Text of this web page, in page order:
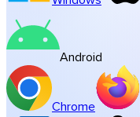
Android
Chrome